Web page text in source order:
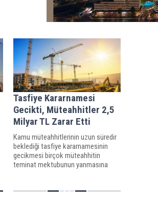
Tasfiye Kararnamesi
Gecikti, Müteahhitler 2,5
Milyar TL Zarar Etti
Kamu müteahhitlerinin uzun süredir
beklediği tasfiye kararnamesinin
gecikmesi birçok müteahhitin
teminat mektubunun yanmasına
TL'yi bulduğunu ifade ediyor.